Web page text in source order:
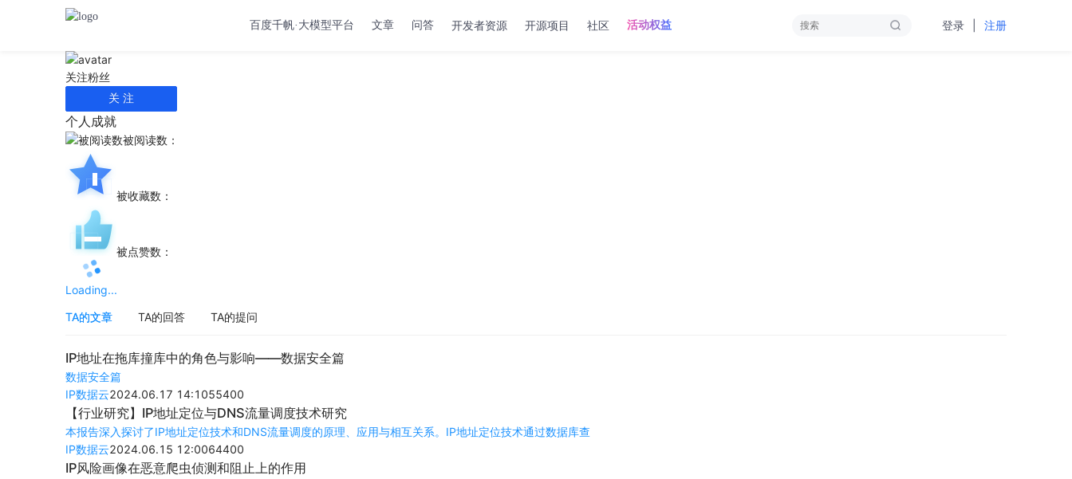
百度千帆·大模型平台 文章 问答 开发者资源 开源项目 社区 活动权益 登录 注册
关注粉丝
关 注
个人成就
被阅读数：
被收藏数：
被点赞数：
Loading...
TA的文章
TA的回答 TA的提问
IP地址在拖库撞库中的角色与影响——数据安全篇
数据安全篇
IP数据云2024.06.17 14:1055400
【行业研究】IP地址定位与DNS流量调度技术研究
本报告深入探讨了IP地址定位技术和DNS流量调度的原理、应用与相互关系。IP地址定位技术通过数据库查
IP数据云2024.06.15 12:0064400
IP风险画像在恶意爬虫侦测和阻止上的作用